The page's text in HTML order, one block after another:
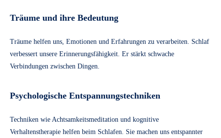
Träume und ihre Bedeutung
Träume helfen uns, Emotionen und Erfahrungen zu verarbeiten. Schlaf
verbessert unsere Erinnerungsfähigkeit. Er stärkt schwache
Verbindungen zwischen Dingen.
Psychologische Entspannungstechniken
Techniken wie Achtsamkeitsmeditation und kognitive
Verhaltenstherapie helfen beim Schlafen. Sie machen uns entspannter